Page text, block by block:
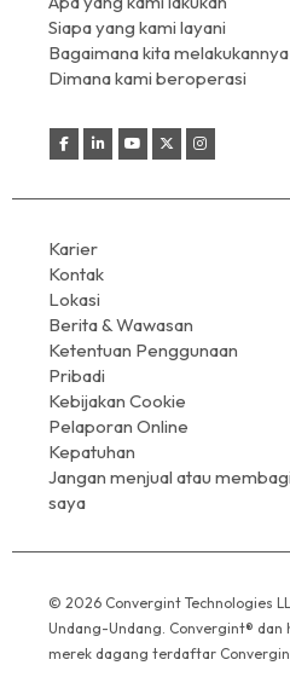
Siapa yang kami layani
Bagaimana kita melakukannya
Dimana kami beroperasi
Karier
Kontak
Lokasi
Berita & Wawasan
Ketentuan Penggunaan
Pribadi
Kebijakan Cookie
Pelaporan Online
Kepatuhan
Jangan menjual atau
saya
© 2026 Convergint Technologies
Undang-Undang. Convergint® dan
merek dagang terdaftar